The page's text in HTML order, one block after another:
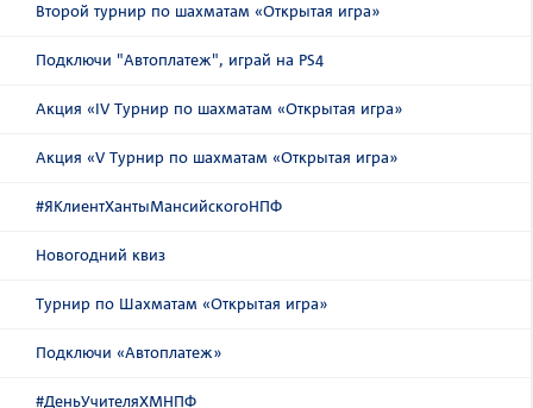
Второй турнир по шахматам «Открытая игра»
Подключи "Автоплатеж", играй на PS4
Акция «IV Турнир по шахматам «Открытая игра»
Акция «V Турнир по шахматам «Открытая игра»
#ЯКлиентХантыМансийскогоНПФ
Новогодний квиз
Турнир по Шахматам «Открытая игра»
Подключи «Автоплатеж»
#ДеньУчителяХМНПФ